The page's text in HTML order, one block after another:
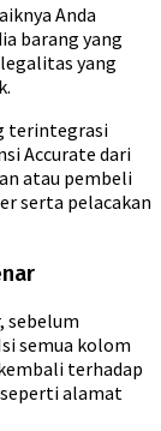
Anda
barang yang
yang
terintegrasi
Accurate dari
atau pembeli
serta pelacakan
sebelum
semua kolom
terhadap
alamat